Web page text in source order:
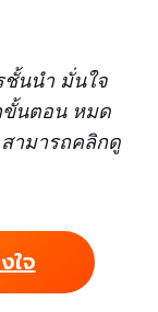
ชั้นนำ มั่นใจ
ขั้นตอน หมด
ามารถคลิกดู
ใจ